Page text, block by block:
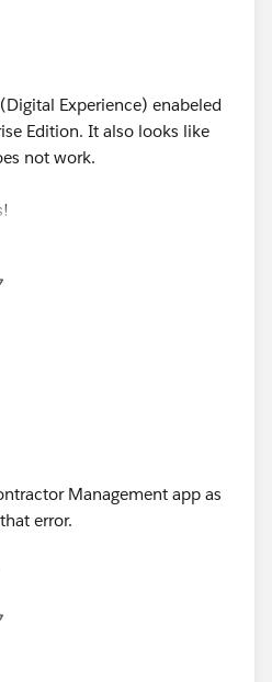
Experience) enabeled
Edition. It also looks like
not work.
Management app as
error.